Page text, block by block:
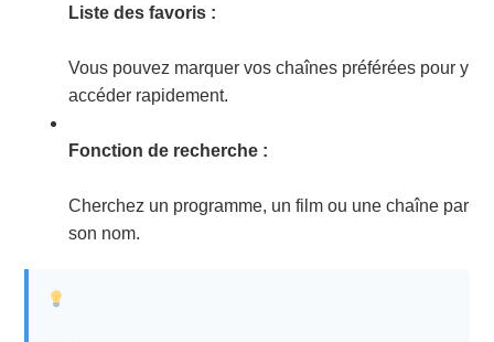
Liste des favoris :
Vous pouvez marquer vos chaînes préférées pour y
accéder rapidement.
Fonction de recherche :
Cherchez un programme, un film ou une chaîne par
son nom.